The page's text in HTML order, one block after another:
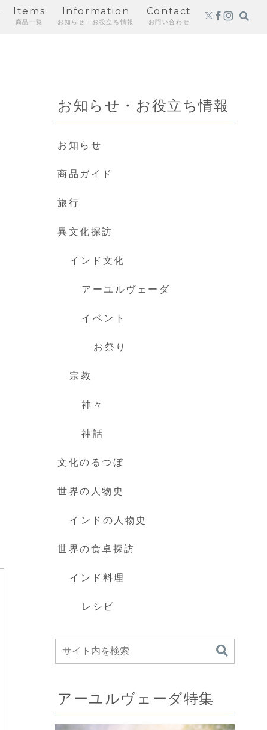
Items
商品一覧
Information
お知らせ・お役立ち情報
Contact
お問い合わせ
お知らせ・お役立ち情報
お知らせ
商品ガイド
旅行
異文化探訪
インド文化
アーユルヴェーダ
イベント
お祭り
宗教
神々
神話
文化のるつぼ
世界の人物史
インドの人物史
世界の食卓探訪
インド料理
レシピ
アーユルヴェーダ特集